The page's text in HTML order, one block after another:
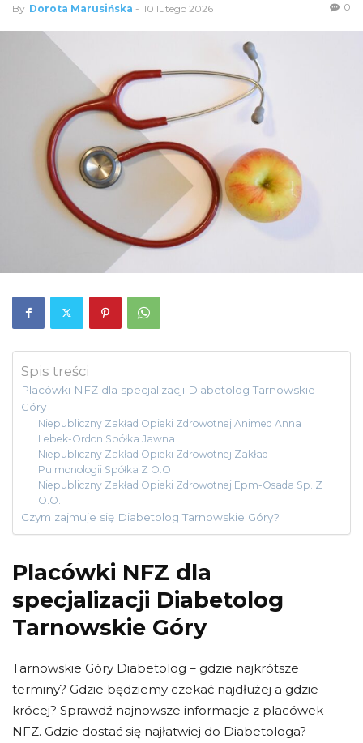
By Dorota Marusińska - 10 lutego 2026 0
Spis treści
Placówki NFZ dla specjalizacji Diabetolog Tarnowskie
Góry
Niepubliczny Zakład Opieki Zdrowotnej Animed Anna
Lebek-Ordon Spółka Jawna
Niepubliczny Zakład Opieki Zdrowotnej Zakład
Pulmonologii Spółka Z O.O
Niepubliczny Zakład Opieki Zdrowotnej Epm-Osada Sp. Z
O.O.
Czym zajmuje się Diabetolog Tarnowskie Góry?
Placówki NFZ dla
specjalizacji Diabetolog
Tarnowskie Góry
Tarnowskie Góry Diabetolog – gdzie najkrótsze
terminy? Gdzie będziemy czekać najdłużej a gdzie
krócej? Sprawdź najnowsze informacje z placówek
NFZ. Gdzie dostać się najłatwiej do Diabetologa?